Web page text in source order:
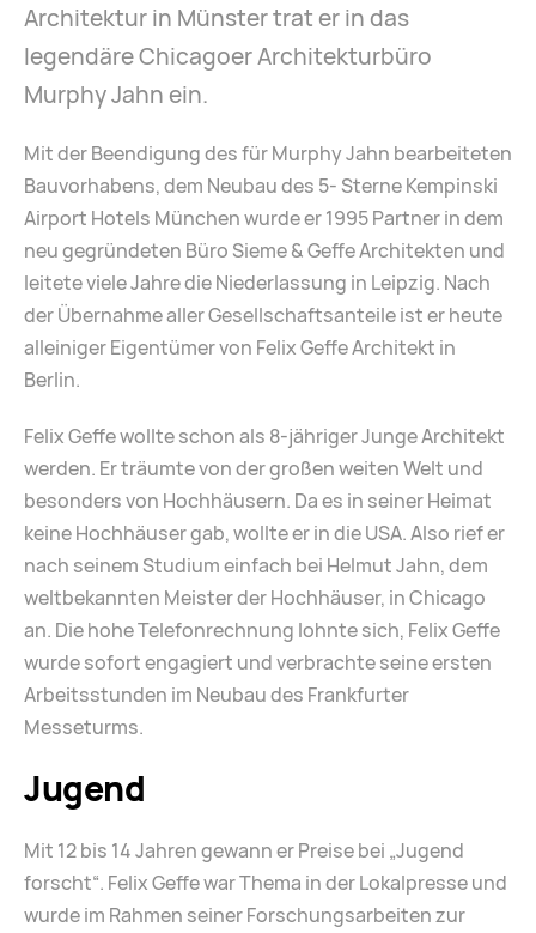
Architektur in Münster trat er in das
legendäre Chicagoer Architekturbüro
Murphy Jahn ein.
Mit der Beendigung des für Murphy Jahn bearbeiteten
Bauvorhabens, dem Neubau des 5- Sterne Kempinski
Airport Hotels München wurde er 1995 Partner in dem
neu gegründeten Büro Sieme & Geffe Architekten und
leitete viele Jahre die Niederlassung in Leipzig. Nach
der Übernahme aller Gesellschaftsanteile ist er heute
alleiniger Eigentümer von Felix Geffe Architekt in
Berlin.
Felix Geffe wollte schon als 8-jähriger Junge Architekt
werden. Er träumte von der großen weiten Welt und
besonders von Hochhäusern. Da es in seiner Heimat
keine Hochhäuser gab, wollte er in die USA. Also rief er
nach seinem Studium einfach bei Helmut Jahn, dem
weltbekannten Meister der Hochhäuser, in Chicago
an. Die hohe Telefonrechnung lohnte sich, Felix Geffe
wurde sofort engagiert und verbrachte seine ersten
Arbeitsstunden im Neubau des Frankfurter
Messeturms.
Jugend
Mit 12 bis 14 Jahren gewann er Preise bei „Jugend
forscht“. Felix Geffe war Thema in der Lokalpresse und
wurde im Rahmen seiner Forschungsarbeiten zur